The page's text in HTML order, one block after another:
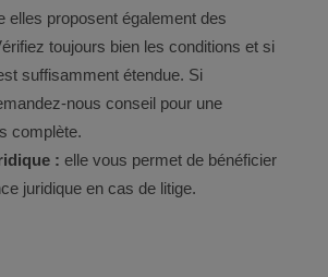
elles proposent également des
toujours bien les conditions et si
suffisamment étendue. Si
nous conseil pour une
complète.
: elle vous permet de bénéficier
juridique en cas de litige.